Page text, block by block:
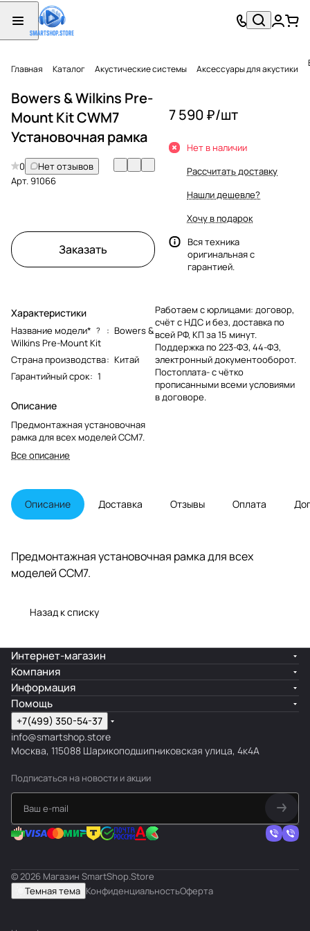
Главная Каталог Акустические системы Аксессуары для акустики
Bowers & Wilkins Pre-
Mount Kit CWM7
Установочная рамка
0
Нет отзывов
Арт.91066
Заказать
Характеристики
Название модели* ? : Bowers &
Wilkins Pre-Mount Kit
Страна производства: Китай
Гарантийный срок: 1
Описание
Предмонтажная установочная
рамка для всех моделей CCM7.
Все описание
7 590 ₽/шт
Нет в наличии
Рассчитать доставку
Нашли дешевле?
Хочу в подарок
Вся техника
оригинальная с
гарантией.
Работаем с юрлицами: договор,
счёт с НДС и без, доставка по
всей РФ, КП за 15 минут.
Поддержка по 223-ФЗ, 44-ФЗ,
электронный документооборот.
Постоплата- с чётко
прописанными всеми условиями
в договоре.
Описание Доставка Отзывы Оплата
Предмонтажная установочная рамка для всех
моделей CCM7.
Назад к списку
Интернет-магазин
Компания
Информация
Помощь
+7(499) 350-54-37
info@smartshop.store
Москва, 115088 Шарикоподшипниковская улица, 4к4А
Подписаться на новости и акции
© 2026 Магазин SmartShop.Store
Темная тема КонфиденциальностьОферта